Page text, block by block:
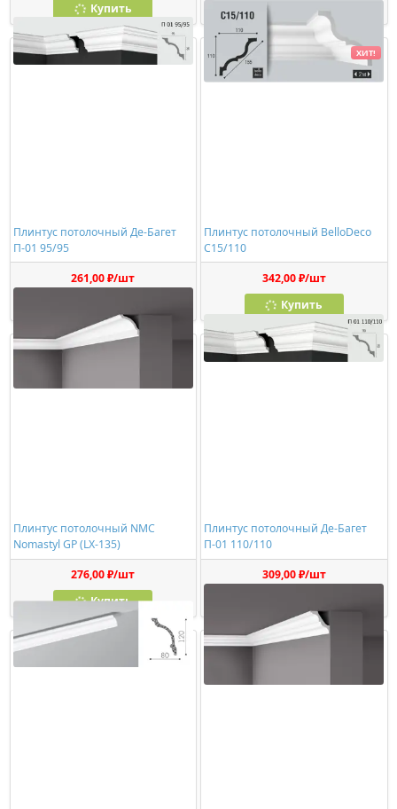
Купить
Плинтус потолочный Де-Багет
П-01 95/95
261,00 ₽/шт
Плинтус потолочный BelloDeco
C15/110
342,00 ₽/шт
Купить
ХИТ!
Плинтус потолочный NMC
Nomastyl GP (LX-135)
276,00 ₽/шт
Купить
Плинтус потолочный Де-Багет
П-01 110/110
309,00 ₽/шт